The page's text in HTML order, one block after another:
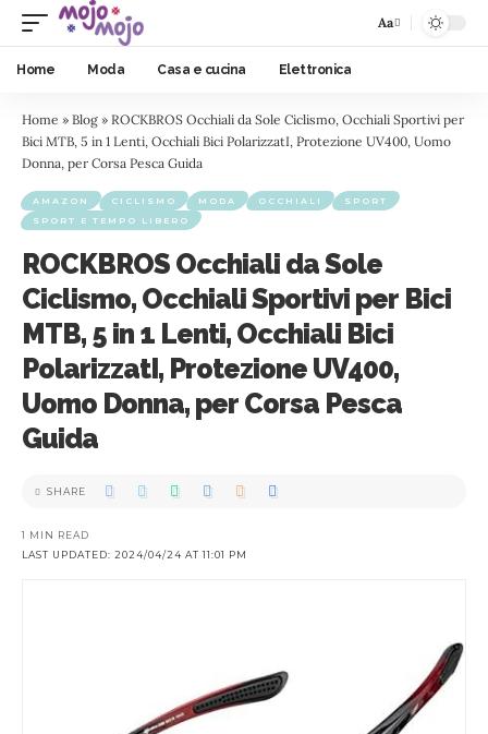
Aa
Home Moda Casa e cucina Elettronica
Home » Blog » ROCKBROS Occhiali da Sole Ciclismo, Occhiali Sportivi per
Bici MTB, 5 in 1 Lenti, Occhiali Bici PolarizzatI, Protezione UV400, Uomo
Donna, per Corsa Pesca Guida
AMAZON CICLISMO MODA OCCHIALI
SPORT
SPORT E TEMPO LIBERO
ROCKBROS Occhiali da Sole
Ciclismo, Occhiali Sportivi per Bici
MTB, 5 in 1 Lenti, Occhiali Bici
PolarizzatI, Protezione UV400,
Uomo Donna, per Corsa Pesca
Guida
LAST UPDATED: 2024/04/24 AT 11:01 PM
1 MIN READ
SHARE